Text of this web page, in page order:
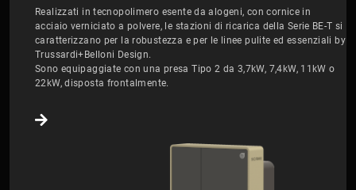
Realizzati in tecnopolimero esente da alogeni, con cornice in
acciaio verniciato a polvere, le stazioni di ricarica della Serie BE-T si
caratterizzano per la robustezza e per le linee pulite ed essenziali by
Trussardi+Belloni Design.
Sono equipaggiate con una presa Tipo 2 da 3,7kW, 7,4kW, 11kW o
22kW, disposta frontalmente.